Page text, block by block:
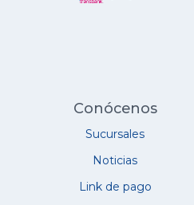
Conócenos
Sucursales
Noticias
Link de pago